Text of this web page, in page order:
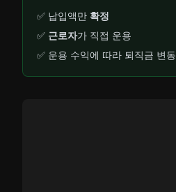
✅ 납입액만 확정
✅ 근로자가 직접 운용
✅ 운용 수익에 따라 퇴직금 변동